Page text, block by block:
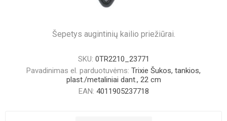
Šepetys augintinių kailio priežiūrai.
SKU: 0TR2210_23771
Pavadinimas el. parduotuvėms: Trixie Šukos, tankios,
plast./metaliniai dant., 22 cm
EAN: 4011905237718